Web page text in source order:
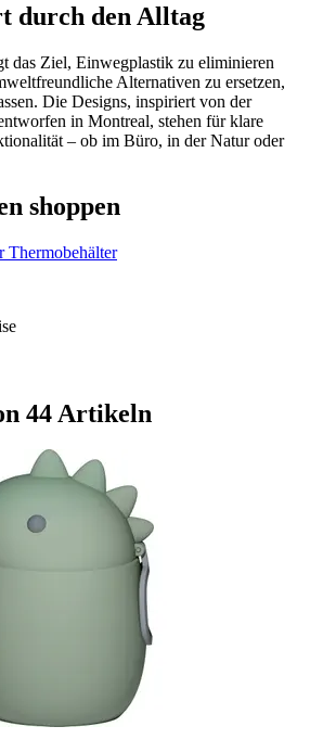
durch den Alltag
das Ziel, Einwegplastik zu eliminieren
Alternativen zu ersetzen,
Die Designs, inspiriert von der
in Montreal, stehen für klare
– ob im Büro, in der Natur oder
shoppen
Thermobehälter
44 Artikeln